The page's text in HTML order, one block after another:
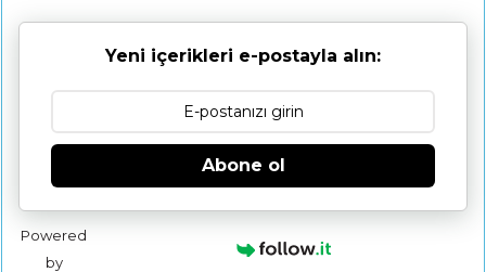
Yeni içerikleri e-postayla alın:
Abone ol
Powered
by